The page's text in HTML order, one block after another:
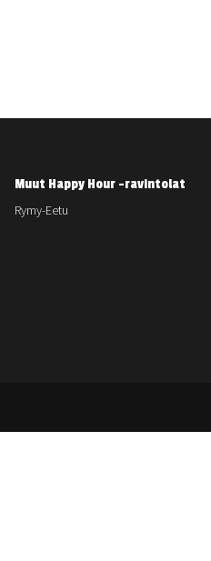
Muut Happy Hour -ravintolat
Rymy-Eetu